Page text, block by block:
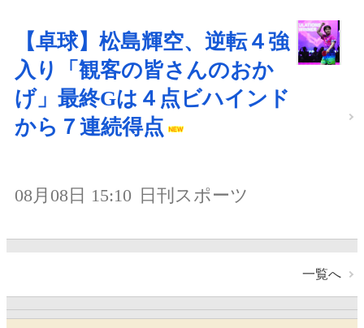
【卓球】松島輝空、逆転４強
入り「観客の皆さんのおか
げ」最終Gは４点ビハインド
から７連続得点
08月08日 15:10 日刊スポーツ
一覧へ